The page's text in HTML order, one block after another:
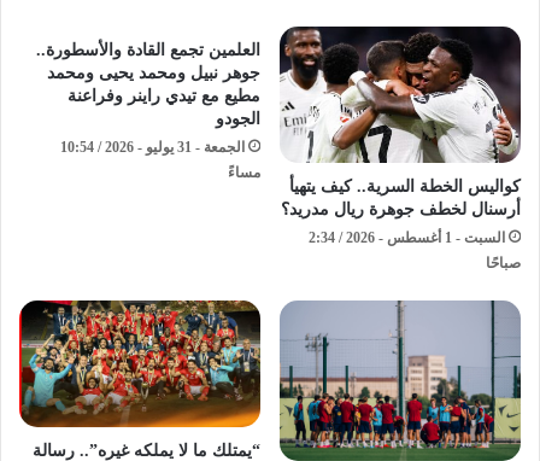
كواليس الخطة السرية.. كيف يتهيأ
أرسنال لخطف جوهرة ريال مدريد؟
السبت - 1 أغسطس - 2026 / 2:34
صباحًا
​العلمين تجمع القادة والأسطورة..
جوهر نبيل ومحمد يحيى ومحمد
مطيع مع تيدي راينر وفراعنة
الجودو ​
الجمعة - 31 يوليو - 2026 / 10:54
مساءً
“يمتلك ما لا يملكه غيره”.. رسالة